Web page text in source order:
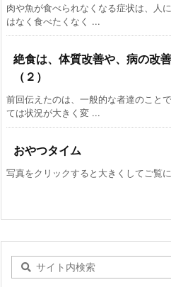
肉や魚が食べられなくなる症状は、人
はなく食べたくなく ...
絶食は、体質改善や、病の改
（２）
前回伝えたのは、一般的な者達のこと
ては状況が大きく変 ...
おやつタイム
写真をクリックすると大きくしてご覧に